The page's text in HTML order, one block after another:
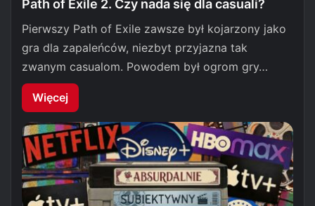
Path of Exile 2. Czy nada się dla casuali?
Pierwszy Path of Exile zawsze był kojarzony jako
gra dla zapaleńców, niezbyt przyjazna tak
zwanym casualom. Powodem był ogrom gry…
Więcej